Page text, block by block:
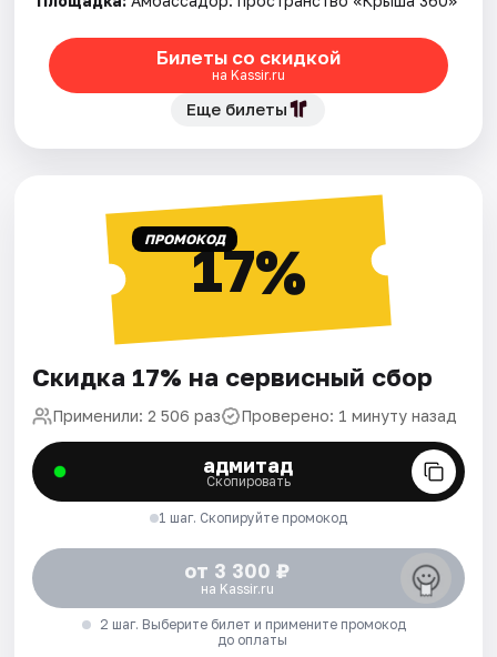
Билеты со скидкой
на Kassir.ru
Еще билеты
ПРОМОКОД17%
Скидка 17% на сервисный сбор
Применили: 2 506 раз Проверено: 1 минуту назад
адмитад
Скопировать
1 шаг. Скопируйте промокод
от 3 300 ₽
на Kassir.ru
2 шаг. Выберите билет и примените промокод
до оплаты